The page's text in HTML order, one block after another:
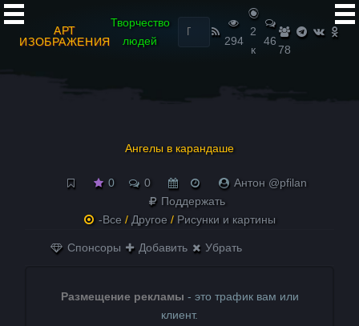
АРТ
ИЗОБРАЖЕНИЯ
Творчество
людей
Найти:
294
2
к
46
78
Ангелы в карандаше
0 0
Антон @pfilan
Поддержать
-Все / Другое / Рисунки и картины
Спонсоры Добавить Убрать
Размещение рекламы - это трафик вам или
клиент.